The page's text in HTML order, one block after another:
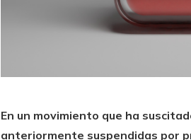
En un movimiento que ha
anteriormente suspendidas por